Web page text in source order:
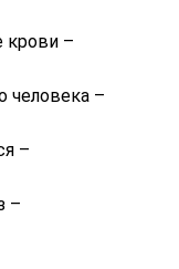
крови –
человека –
–
–